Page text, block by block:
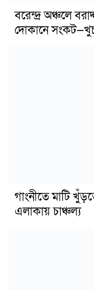
বরেন্দ্র অঞ্চলে
দোকানে
গাংনীতে মাটি
এলাকায় চাঞ্চল্য